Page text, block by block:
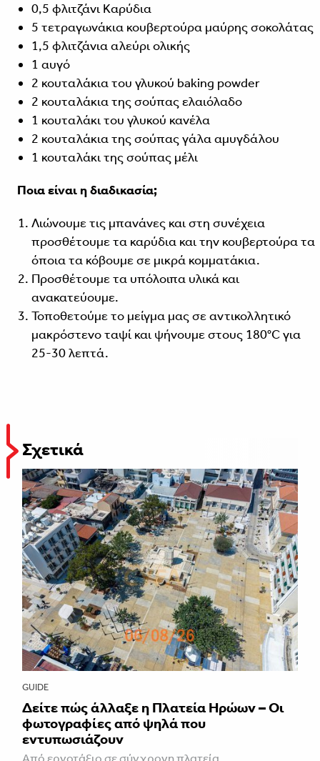
0,5 φλιτζάνι Καρύδια
5 τετραγωνάκια κουβερτούρα μαύρης σοκολάτας
1,5 φλιτζάνια αλεύρι ολικής
1 αυγό
2 κουταλάκια του γλυκού baking powder
2 κουταλάκια της σούπας ελαιόλαδο
1 κουταλάκι του γλυκού κανέλα
2 κουταλάκια της σούπας γάλα αμυγδάλου
1 κουταλάκι της σούπας μέλι
Ποια είναι η διαδικασία;
Λιώνουμε τις μπανάνες και στη συνέχεια
προσθέτουμε τα καρύδια και την κουβερτούρα τα
όποια τα κόβουμε σε μικρά κομματάκια.
Προσθέτουμε τα υπόλοιπα υλικά και
ανακατεύουμε.
Τοποθετούμε το μείγμα μας σε αντικολλητικό
μακρόστενο ταψί και ψήνουμε στους 180°C για
25-30 λεπτά.
Σχετικά
GUIDE
Δείτε πώς άλλαξε η Πλατεία Ηρώων – Οι
φωτογραφίες από ψηλά που
εντυπωσιάζουν